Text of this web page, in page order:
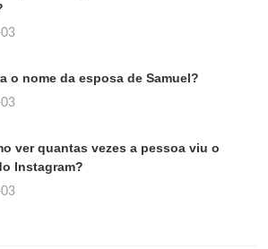
o nome da esposa de Samuel?
ver quantas vezes a pessoa viu o
Instagram?